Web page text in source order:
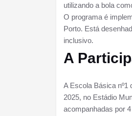
utilizando a bola
O programa é
Porto. Está
inclusivo.
A
A Escola Básica nº1
2025, no Estádio
acompanhadas por